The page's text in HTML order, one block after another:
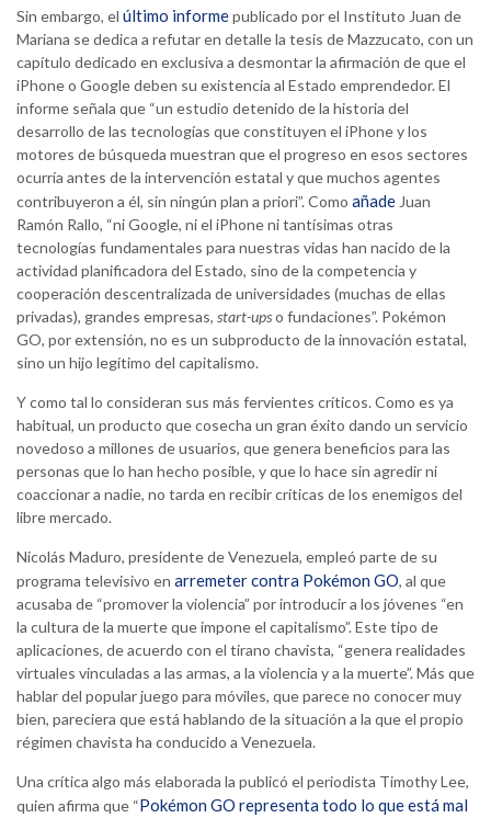
Sin embargo, el último informepublicado por el Instituto Juan de
Mariana se dedica a refutar en detalle la tesis de Mazzucato, con un
capítulo dedicado en exclusiva a desmontar la afirmación de que el
iPhone o Google deben su existencia al Estado emprendedor. El
informe señala que “un estudio detenido de la historia del
desarrollo de las tecnologías que constituyen el iPhone y los
motores de búsqueda muestran que el progreso en esos sectores
ocurría antes de la intervención estatal y que muchos agentes
contribuyeron a él, sin ningún plan a priori”. Como añade Juan
Ramón Rallo, “ni Google, ni el iPhone ni tantísimas otras
tecnologías fundamentales para nuestras vidas han nacido de la
actividad planificadora del Estado, sino de la competencia y
cooperación descentralizada de universidades (muchas de ellas
privadas), grandes empresas, start-upso fundaciones”. Pokémon
GO, por extensión, no es un subproducto de la innovación estatal,
sino un hijo legítimo del capitalismo.
Y como tal lo consideran sus más fervientes críticos. Como es ya
habitual, un producto que cosecha un gran éxito dando un servicio
novedoso a millones de usuarios, que genera beneficios para las
personas que lo han hecho posible, y que lo hace sin agredir ni
coaccionar a nadie, no tarda en recibir críticas de los enemigos del
libre mercado.
Nicolás Maduro, presidente de Venezuela, empleó parte de su
programa televisivo en arremeter contra Pokémon GO, al que
acusaba de “promover la violencia” por introducir a los jóvenes “en
la cultura de la muerte que impone el capitalismo”. Este tipo de
aplicaciones, de acuerdo con el tirano chavista, “genera realidades
virtuales vinculadas a las armas, a la violencia y a la muerte”. Más que
hablar del popular juego para móviles, que parece no conocer muy
bien, pareciera que está hablando de la situación a la que el propio
régimen chavista ha conducido a Venezuela.
Una crítica algo más elaborada la publicó el periodista Timothy Lee,
quien afirma que “Pokémon GO representa todo lo que está mal